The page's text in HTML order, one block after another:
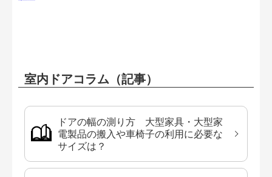
室内ドアコラム（記事）
ドアの幅の測り方 大型家具・大型家
電製品の搬入や車椅子の利用に必要な
サイズは？